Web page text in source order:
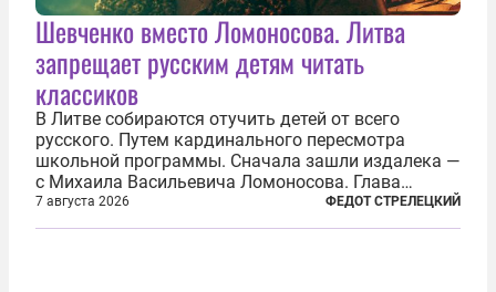
Шевченко вместо Ломоносова. Литва
запрещает русским детям читать
классиков
В Литве собираются отучить детей от всего
русского. Путем кардинального пересмотра
школьной программы. Сначала зашли издалека —
с Михаила Васильевича Ломоносова. Глава
правительства Литвы Миндаугас Синкявичюс
предложил исключить его тексты из программ
7 августа 2026 ФЕДОТ СТРЕЛЕЦКИЙ